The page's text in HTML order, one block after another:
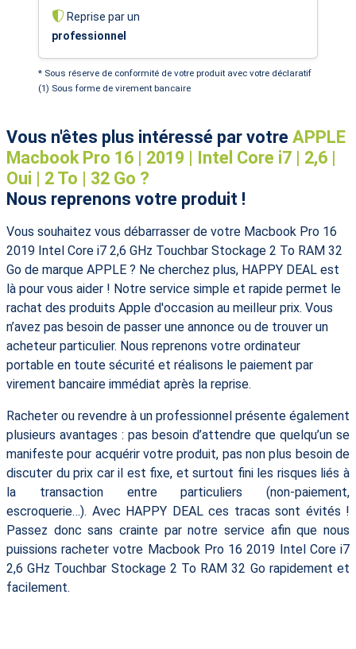
Reprise par un
professionnel
* Sous réserve de conformité de votre produit avec votre déclaratif
(1) Sous forme de virement bancaire
Vous n'êtes plus intéressé par votre APPLE
Macbook Pro 16 | 2019 | Intel Core i7 | 2,6 |
Oui | 2 To | 32 Go ?
Nous reprenons votre produit !
Vous souhaitez vous débarrasser de votre Macbook Pro 16
2019 Intel Core i7 2,6 GHz Touchbar Stockage 2 To RAM 32
Go de marque APPLE ? Ne cherchez plus, HAPPY DEAL est
là pour vous aider ! Notre service simple et rapide permet le
rachat des produits Apple d'occasion au meilleur prix. Vous
n’avez pas besoin de passer une annonce ou de trouver un
acheteur particulier. Nous reprenons votre ordinateur
portable en toute sécurité et réalisons le paiement par
virement bancaire immédiat après la reprise.
Racheter ou revendre à un professionnel présente également
plusieurs avantages : pas besoin d’attendre que quelqu’un se
manifeste pour acquérir votre produit, pas non plus besoin de
discuter du prix car il est fixe, et surtout fini les risques liés à
la transaction entre particuliers (non-paiement,
escroquerie…). Avec HAPPY DEAL ces tracas sont évités !
Passez donc sans crainte par notre service afin que nous
puissions racheter votre Macbook Pro 16 2019 Intel Core i7
2,6 GHz Touchbar Stockage 2 To RAM 32 Go rapidement et
facilement.